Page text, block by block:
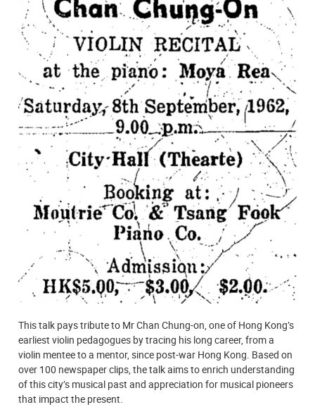
This talk pays tribute to Mr Chan Chung-on, one of Hong Kong’s
earliest violin pedagogues by tracing his long career, from a
violin mentee to a mentor, since post-war Hong Kong. Based on
over 100 newspaper clips, the talk aims to enrich understanding
of this city’s musical past and appreciation for musical pioneers
that impact the present.